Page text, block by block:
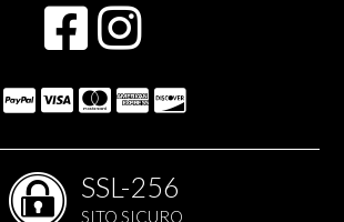
SSL-256
SITO SICURO